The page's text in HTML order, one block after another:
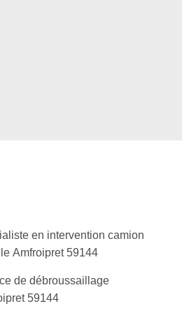
en intervention camion
Amfroipret 59144
de débroussaillage
59144